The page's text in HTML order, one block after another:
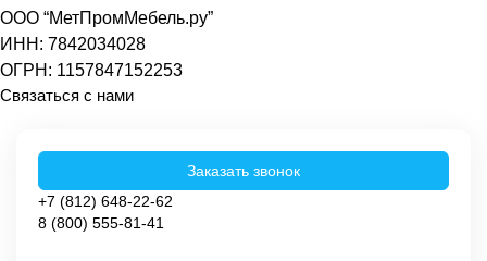
ООО “МетПромМебель.ру”
ИНН: 7842034028
ОГРН: 1157847152253
Связаться с нами
8 (800) 555-81-41
+7 (812) 648-22-62
Заказать звонок